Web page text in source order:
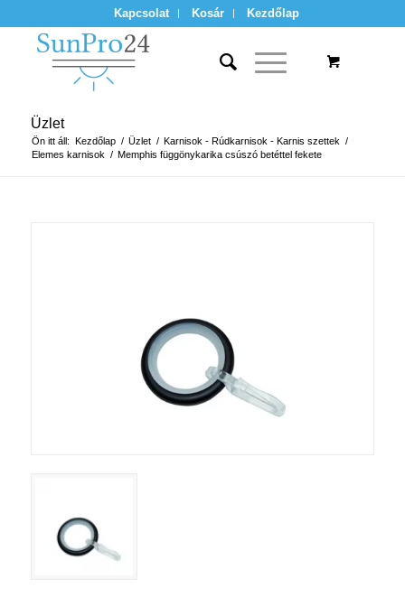
Kapcsolat Kosár Kezdőlap
Üzlet
Ön itt áll: Kezdőlap / Üzlet / Karnisok - Rúdkarnisok - Karnis szettek /
Elemes karnisok / Memphis függönykarika csúszó betéttel fekete